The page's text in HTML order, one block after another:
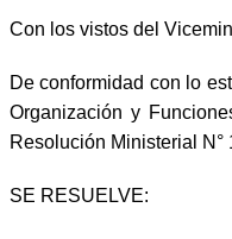
Con los vistos del
De conformidad con lo
Organización y
Resolución Ministerial N°
SE RESUELVE: